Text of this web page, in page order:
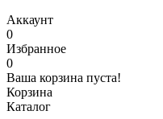
Аккаунт
0
Избранное
0
Ваша корзина пуста!
Корзина
Каталог